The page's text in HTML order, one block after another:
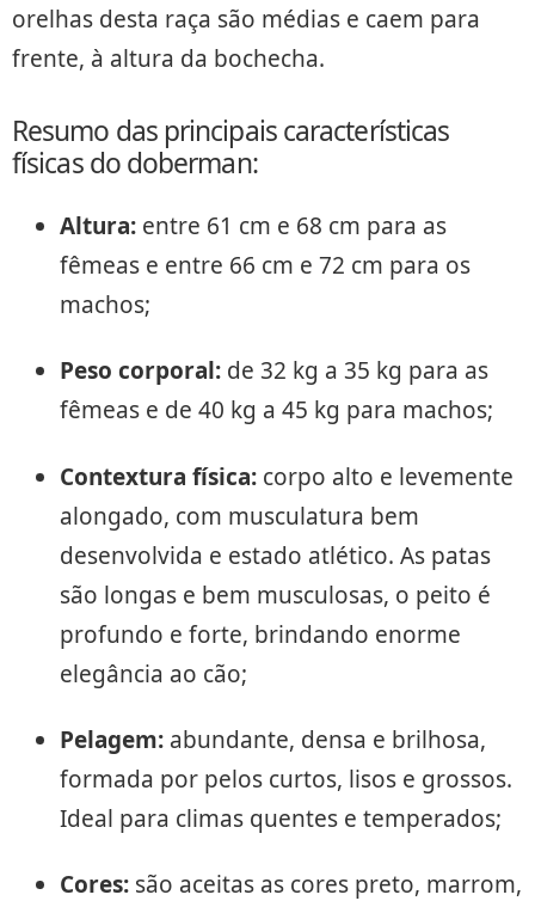
orelhas desta raça são médias e caem para
frente, à altura da bochecha.
Resumo das principais características
físicas do doberman:
Altura: entre 61 cm e 68 cm para as
fêmeas e entre 66 cm e 72 cm para os
machos;
Peso corporal: de 32 kg a 35 kg para as
fêmeas e de 40 kg a 45 kg para machos;
Contextura física: corpo alto e levemente
alongado, com musculatura bem
desenvolvida e estado atlético. As patas
são longas e bem musculosas, o peito é
profundo e forte, brindando enorme
elegância ao cão;
Pelagem: abundante, densa e brilhosa,
formada por pelos curtos, lisos e grossos.
Ideal para climas quentes e temperados;
Cores: são aceitas as cores preto, marrom,